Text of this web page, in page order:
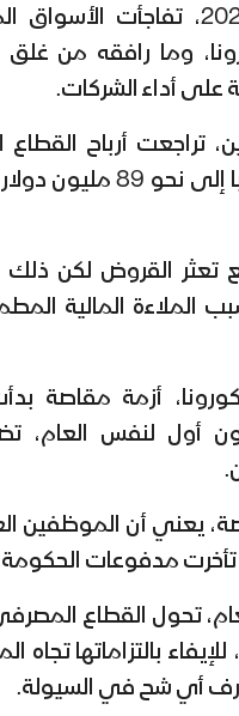
في عام 2020، تفاجأت
وما رافقه من غلق
على أداء الشركات.
النصف تقريبا
تعثر القروض لكن
الملاءة المالية
أول لنفس العام،
يعني أن الموظفين
تأخرت مدفوعات
تحول القطاع
للإيفاء بالتزاماتها
أي شح في السيولة.